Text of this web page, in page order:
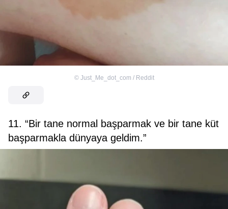
© Just_Me_dot_com / Reddit
11. “Bir tane normal başparmak ve bir tane küt
başparmakla dünyaya geldim.”